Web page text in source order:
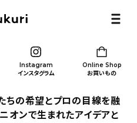
Instagram
インスタグラム
Online Shop
お買いもの
ちの希望とプロの目線を融
オンで生まれたアイデアと